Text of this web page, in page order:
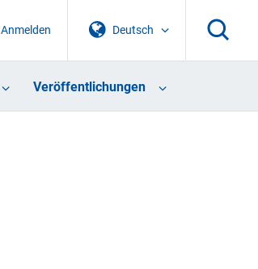
Deutsch
Anmelden
Veröffentlichungen